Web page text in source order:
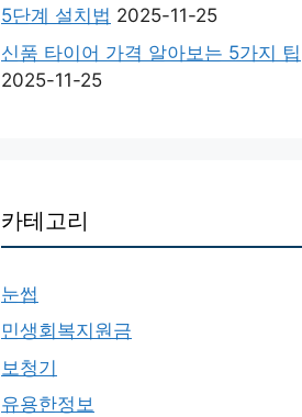
5단계 설치법 2025-11-25
신품 타이어 가격 알아보는 5가지 팁
2025-11-25
카테고리
눈썹
민생회복지원금
보청기
유용한정보